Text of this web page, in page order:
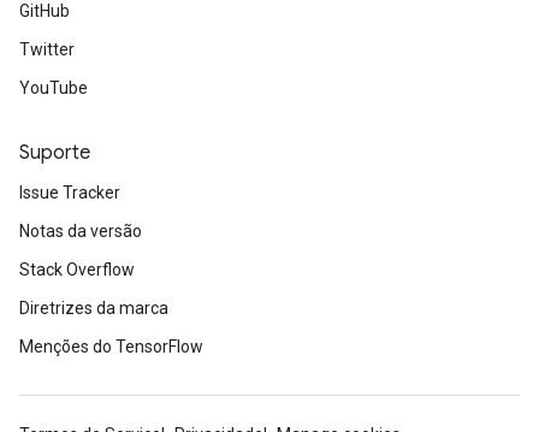
GitHub
Twitter
YouTube
Suporte
Issue Tracker
Notas da versão
Stack Overflow
Diretrizes da marca
Menções do TensorFlow